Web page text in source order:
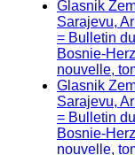
Glasnik
Sarajevu,
= Bulletin
Bosnie-
nouvelle,
Glasnik
Sarajevu,
= Bulletin
Bosnie-
nouvelle,